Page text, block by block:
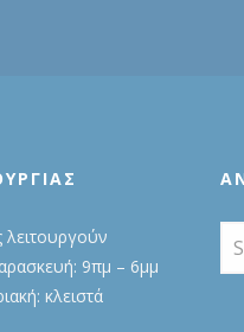
λειτουργούν
9πμ – 6μμ
κλειστά